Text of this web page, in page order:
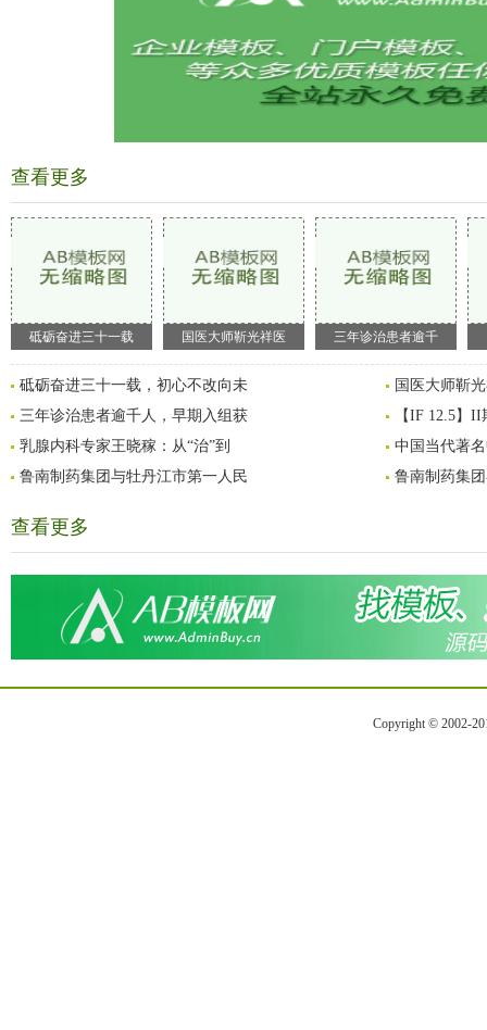
查看更多
砥砺奋进三十一载 国医大师靳光祥医 三年诊治患者逾千
砥砺奋进三十一载，初心不改向未
国医大师靳
三年诊治患者逾千人，早期入组获
【IF 12.5】
乳腺内科专家王晓稼：从“治”到
中国当代著
鲁南制药集团与牡丹江市第一人民
鲁南制药集
查看更多
Copyright © 2002-